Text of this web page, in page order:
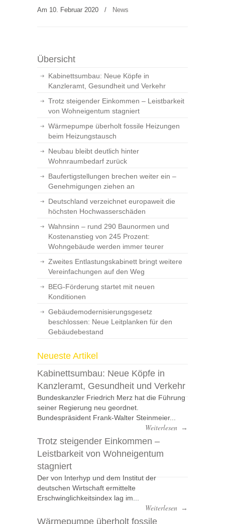
Am 10. Februar 2020 / News
Übersicht
Kabinettsumbau: Neue Köpfe in
Kanzleramt, Gesundheit und Verkehr
Trotz steigender Einkommen – Leistbarkeit
von Wohneigentum stagniert
Wärmepumpe überholt fossile Heizungen
beim Heizungstausch
Neubau bleibt deutlich hinter
Wohnraumbedarf zurück
Baufertigstellungen brechen weiter ein –
Genehmigungen ziehen an
Deutschland verzeichnet europaweit die
höchsten Hochwasserschäden
Wahnsinn – rund 290 Baunormen und
Kostenanstieg von 245 Prozent:
Wohngebäude werden immer teurer
Zweites Entlastungskabinett bringt weitere
Vereinfachungen auf den Weg
BEG-Förderung startet mit neuen
Konditionen
Gebäudemodernisierungsgesetz
beschlossen: Neue Leitplanken für den
Gebäudebestand
Neueste Artikel
Kabinettsumbau: Neue Köpfe in
Kanzleramt, Gesundheit und Verkehr
Bundeskanzler Friedrich Merz hat die Führung
seiner Regierung neu geordnet.
Bundespräsident Frank-Walter Steinmeier...
Weiterlesen →
Trotz steigender Einkommen –
Leistbarkeit von Wohneigentum
stagniert
Der von Interhyp und dem Institut der
deutschen Wirtschaft ermittelte
Erschwinglichkeitsindex lag im...
Weiterlesen →
Wärmepumpe überholt fossile